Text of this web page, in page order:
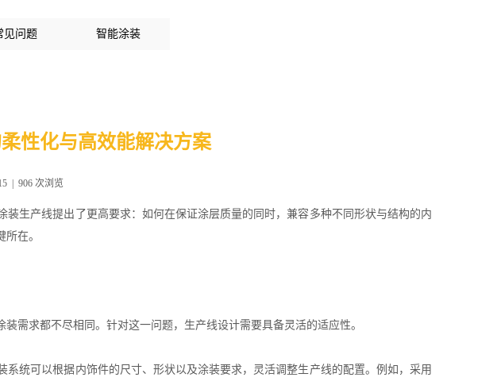
见问题 智能涂装
性化与高效能解决方案
| 906 次浏览
装生产线提出了更高要求：如何在保证涂层质量的同时，兼容多种不同形状与结构的内
在。
需求都不尽相同。针对这一问题，生产线设计需要具备灵活的适应性。
统可以根据内饰件的尺寸、形状以及涂装要求，灵活调整生产线的配置。例如，采用